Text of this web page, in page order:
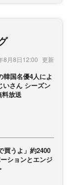
8月8日12:00
韓国名優4人によ
さん シーズン
料放送
買うよ」約2400
ションとエンジ